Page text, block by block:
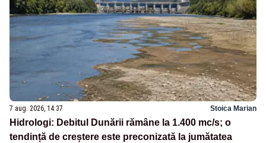
7 aug. 2026, 14:37 Stoica Marian
Hidrologi: Debitul Dunării rămâne la 1.400 mc/s; o
tendință de creștere este preconizată la jumătatea